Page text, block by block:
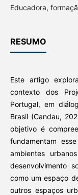
Educadora,
RESUMO
Este artigo
contexto dos
Portugal, em
Brasil (Candau,
objetivo é
fundamentam
ambientes
desenvolvimento
como um espaço
outros espaços